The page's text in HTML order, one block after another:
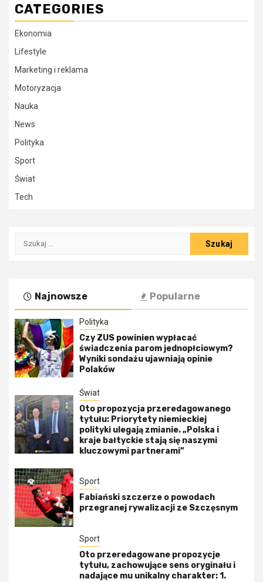
CATEGORIES
Ekonomia
Lifestyle
Marketing i reklama
Motoryzacja
Nauka
News
Polityka
Sport
Świat
Tech
Szukaj:
Najnowsze Popularne
Polityka
Czy ZUS powinien wypłacać
świadczenia parom jednopłciowym?
Wyniki sondażu ujawniają opinie
Polaków
Świat
Oto propozycja przeredagowanego
tytułu: Priorytety niemieckiej
polityki ulegają zmianie. „Polska i
kraje bałtyckie stają się naszymi
kluczowymi partnerami”
Sport
Fabiański szczerze o powodach
przegranej rywalizacji ze Szczęsnym
Sport
Oto przeredagowane propozycje
tytułu, zachowujące sens oryginału i
nadające mu unikalny charakter: 1.